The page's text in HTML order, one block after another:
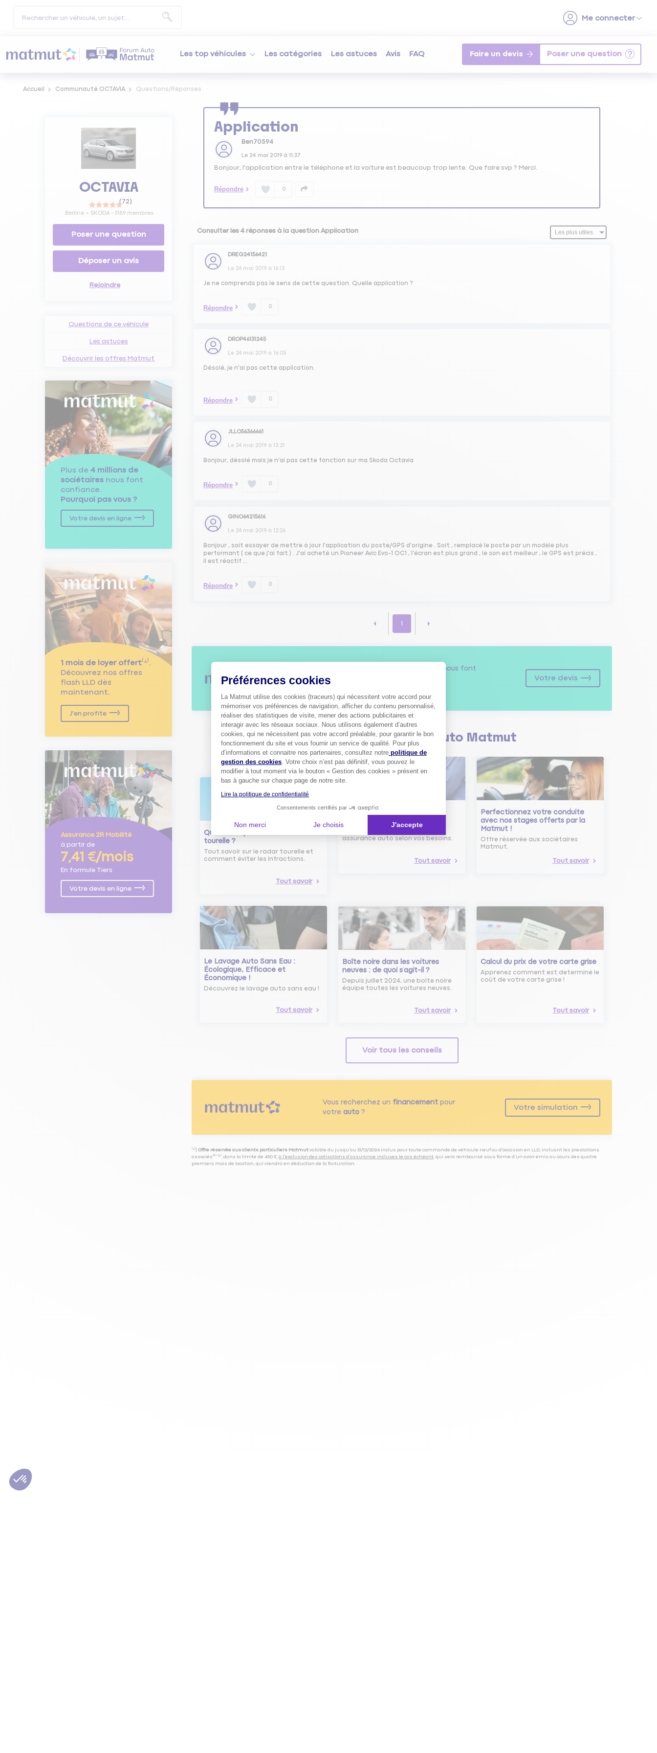
Les top véhicules Les catégories Les astuces Avis FAQ Faire un devis
Accueil Communauté OCTAVIA Questions/Réponses
OCTAVIA
(72)
Berline SKODA- 3189membres
Poser une question
Déposer un avis
Rejoindre
Questions de ce véhicule
Les astuces
Découvrir les offres Matmut
Plus de 4 millions de
sociétaires nous font
confiance.
Pourquoi pas vous ?
Votre devis en ligne
1 mois de loyer offert⁽⁴⁾.
Découvrez nos offres
flash LLD dès
maintenant.
J'en profite
Assurance 2R Mobilité
à partir de
7,41 €/mois
En formule Tiers
Votre devis en ligne
Application
Ben70594
Le 24 mai 2019à 11:37
Bonjour, l'application entre le téléphone et la voiture est beaucoup trop lente. Que faire svp ? Merci.
Répondre 0
Consulter les 4 réponses à la question Application
DREG24156421
Le 24 mai 2019 à 16:13
Je ne comprends pas le sens de cette question. Quelle application ?
Répondre 0
DROP46131245
Le 24 mai 2019 à 16:05
Désolé, je n'ai pas cette application.
Répondre 0
JLLO56366661
Le 24 mai 2019 à 13:21
Bonjour, désolé mais je n'ai pas cette fonction sur ma Skoda Octavia
Répondre 0
GINO64215616
Le 24 mai 2019 à 12:26
Bonjour , soit essayer de mettre à jour l'application du poste/GPS d'origine . Soit , remplacé le poste par un modèle plus
performant ( ce que j'ai fait ) . J'ai acheté un Pioneer Avic Evo-1 OC1 , l'écran est plus grand , le son est meilleur , le GPS est précis ,
il est réactif ...
Répondre 0
1
nous font
Votre devis
Découvrez les conseilsAuto Matmut
Qu'est-ce que le nouveau radar
tourelle ?
Tout savoir sur le radar tourelle et
comment éviter les infractions.
Tout savoir
Comment bien choisir son
assurance auto selon vos besoins.
Tout savoir
Perfectionnez votre conduite
avec nos stages offerts par la
Matmut !
Offre réservée aux sociétaires
Matmut.
Tout savoir
Le Lavage Auto Sans Eau :
Écologique, Efficace et
Économique !
Découvrez le lavage auto sans eau !
Tout savoir
Boîte noire dans les voitures
neuves : de quoi s’agit-il ?
Depuis juillet 2024, une boîte noire
équipe toutes les voitures neuves.
Tout savoir
Calcul du prix de votre carte grise
Apprenez comment est determiné le
coût de votre carte grise !
Tout savoir
Voir tous les conseils
Vous recherchez un financementpour
votre auto?
Votre simulation
⁽⁴⁾| Offre réservée aux clients particuliers Matmut valable du jusqu’au 31/12/2024 inclus pour toute commande de véhicule neuf ou d’occasion en LLD, incluant les prestations
associés⁽³⁾ ⁽⁵⁾, dans la limite de 450 €, à l’exclusion des cotisations d’assurance incluses le cas échéant, qui sera remboursé sous forme d’un avoir émis au cours des quatre
premiers mois de location, qui viendra en déduction de la facturation.
Préférences cookies
La Matmut utilise des cookies (traceurs) qui nécessitent votre accord pour
mémoriser vos préférences de navigation, afficher du contenu personnalisé,
réaliser des statistiques de visite, mener des actions publicitaires et
interagir avec les réseaux sociaux. Nous utilisons également d’autres
cookies, qui ne nécessitent pas votre accord préalable, pour garantir le bon
fonctionnement du site et vous fournir un service de qualité. Pour plus
d’informations et connaitre nos partenaires, consultez notre politique de
gestion des cookies . Votre choix n’est pas définitif, vous pouvez le
modifier à tout moment via le bouton « Gestion des cookies » présent en
bas à gauche sur chaque page de notre site.
Lire la politique de confidentialité
Consentements certifiés par
Non merci Je choisis J'accepte
Axeptio consent